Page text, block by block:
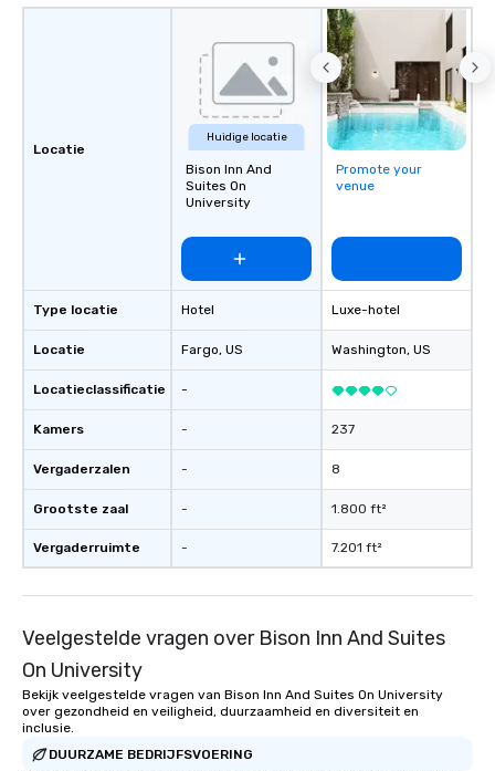
ethical business
responsible tourism. With experience
across destinations
Miami, Los Angeles,
Las Vegas, Chicago,
New Orleans, we
local expertise, and
ground support to
life.
Locatie
Type locatie
Locatie
Locatieclassificatie
Kamers
Vergaderzalen
Grootste zaal
Vergaderruimte
Huidige locatie
Bison Inn And
Suites On
University
Hotel
Fargo, US
-
-
-
-
-
Promote your
venue
Luxe-hotel
Washington, US
237
8
1.800 ft²
7.201 ft²
Veelgestelde vragen over Bison Inn And Suites
On University
Bekijk veelgestelde vragen van Bison Inn And Suites On University
over gezondheid en veiligheid, duurzaamheid en diversiteit en
inclusie.
DUURZAME BEDRIJFSVOERING